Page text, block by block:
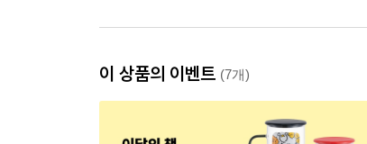
이 상품의 이벤트 (7개)